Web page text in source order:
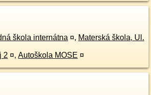
škola internátna ¤, Materská škola, Ul.
2 ¤, Autoškola MOSE ¤